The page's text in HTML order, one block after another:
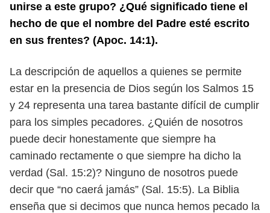
unirse a este grupo? ¿Qué significado tiene el
hecho de que el nombre del Padre esté escrito
en sus frentes? (Apoc. 14:1).
La descripción de aquellos a quienes se permite
estar en la presencia de Dios según los Salmos 15
y 24 representa una tarea bastante difícil de cumplir
para los simples pecadores. ¿Quién de nosotros
puede decir honestamente que siempre ha
caminado rectamente o que siempre ha dicho la
verdad (Sal. 15:2)? Ninguno de nosotros puede
decir que “no caerá jamás” (Sal. 15:5). La Biblia
enseña que si decimos que nunca hemos pecado la